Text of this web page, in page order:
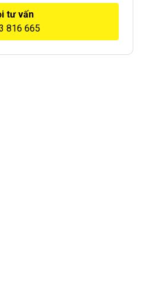
tư vấn
816 665